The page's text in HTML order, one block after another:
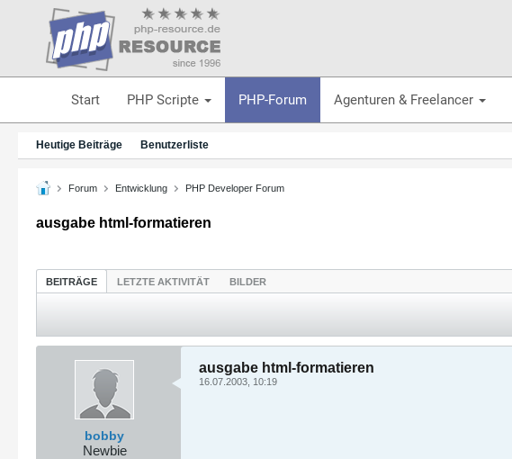
Start PHP Scripte PHP-Forum Agenturen & Freelancer
Heutige Beiträge Benutzerliste
Forum Entwicklung PHP Developer Forum
ausgabe html-formatieren
BEITRÄGE LETZTE AKTIVITÄT BILDER
bobby
Newbie
ausgabe html-formatieren
16.07.2003, 10:19